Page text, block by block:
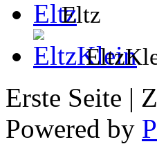
Eltz
Erste Seite |
Powered by